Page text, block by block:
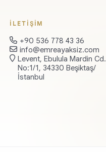
İLETİŞİM
+90 536 778 43 36
info@emreayaksiz.com
Levent, Ebulula Mardin Cd.
No:1/1, 34330 Beşiktaş/
İstanbul